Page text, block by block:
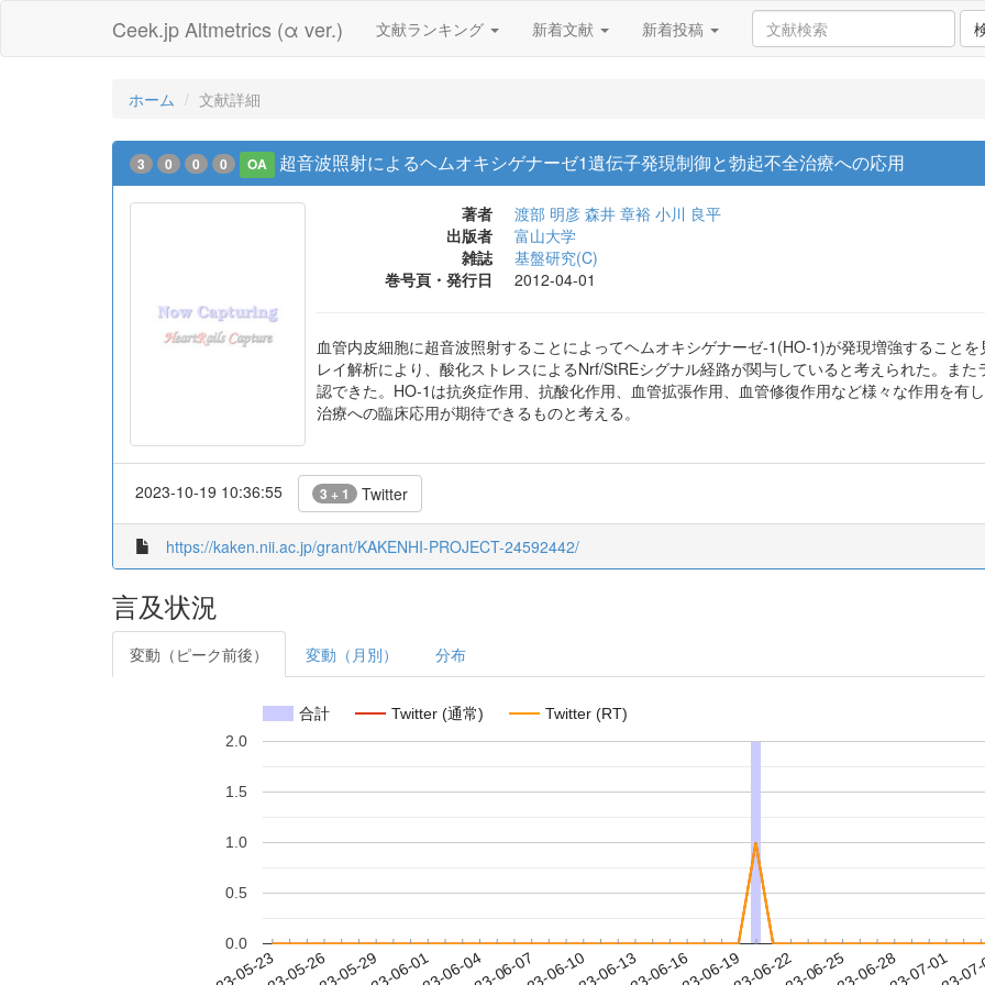
Ceek.jp Altmetrics (α ver.) 文献ランキング 新着文献 新着投稿
ホーム 文献詳細
3 0 0 0 OA 超音波照射によるヘムオキシゲナーゼ1遺伝子発現制御と勃起不全治療への応用
著者 渡部 明彦 森井 章裕 小川 良平
出版者
富山大学
雑誌
基盤研究(C)
巻号頁・発行日
2012-04-01
血管内皮細胞に超音波照射することによってヘムオキシゲナーゼ-1(HO-1)が発現増強すること
レイ解析により、酸化ストレスによるNrf/StREシグナル経路が関与していると考えられた。ま
認できた。HO-1は抗炎症作用、抗酸化作用、血管拡張作用、血管修復作用など様々な作用を有
治療への臨床応用が期待できるものと考える。
2023-10-19 10:36:55 3 + 1 Twitter
https://kaken.nii.ac.jp/grant/KAKENHI-PROJECT-24592442/
言及状況
変動（ピーク前後） 変動（月別） 分布
合計 Twitter (通常) Twitter (RT)
0.0
0.5
1.0
1.5
2.0